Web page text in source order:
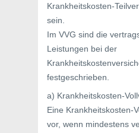
Krankheitskosten-
sein.
Im VVG sind die
Leistungen bei der
festgeschrieben.
a) Krankheitskosten-
Eine Krankheitskosten-
vor, wenn mindestens